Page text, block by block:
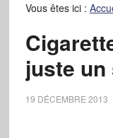
Vous êtes ici :
juste
19 DÉCEMBRE 2013